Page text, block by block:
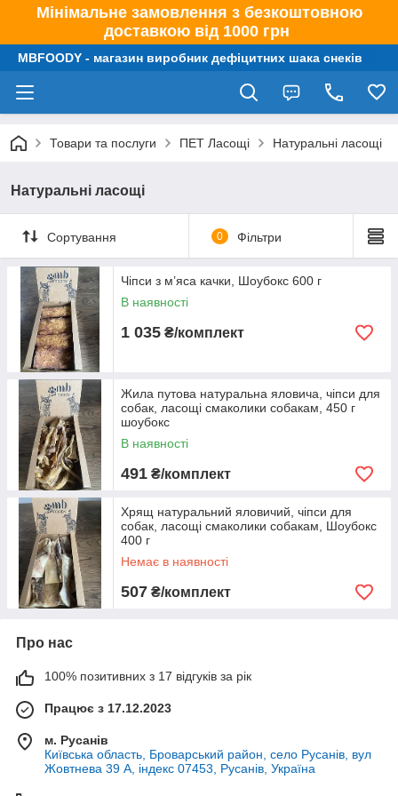
Мінімальне замовлення з безкоштовною
доставкою від 1000 грн
MBFOODY - магазин виробник дефіцитних шака снеків
Товари та послуги ПЕТ Ласощі Натуральні ласощі
Натуральні ласощі
Сортування 0 Фільтри
Чіпси з м’яса качки, Шоубокс 600 г
В наявності
1 035 ₴/комплект
Жила путова натуральна яловича, чіпси для
собак, ласощі смаколики собакам, 450 г
шоубокс
В наявності
491 ₴/комплект
Хрящ натуральний яловичий, чіпси для
собак, ласощі смаколики собакам, Шоубокс
400 г
Немає в наявності
507 ₴/комплект
Про нас
100% позитивних з 17 відгуків за рік
Працює з 17.12.2023
м. Русанів
Київська область, Броварський район, село Русанів, вул
Жовтнева 39 А, індекс 07453, Русанів, Україна